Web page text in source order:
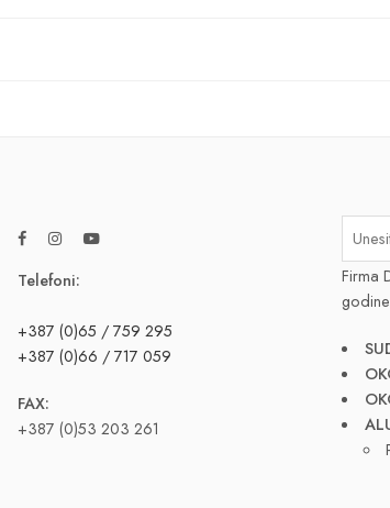
Telefoni:
+387 (0)65 / 759 295
+387 (0)66 / 717 059
FAX:
+387 (0)53 203 261
Firma